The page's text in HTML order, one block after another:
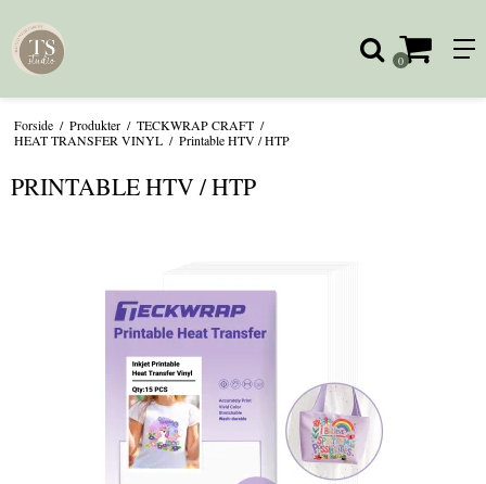
0
Forside / Produkter / TECKWRAP CRAFT /
HEAT TRANSFER VINYL / Printable HTV / HTP
PRINTABLE HTV / HTP